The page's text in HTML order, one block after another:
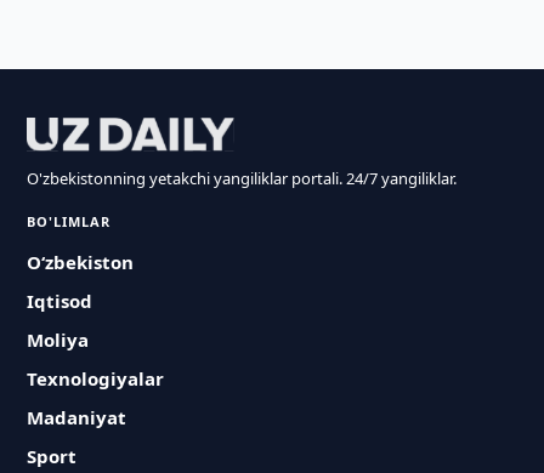
O'zbekistonning yetakchi yangiliklar portali. 24/7 yangiliklar.
BO'LIMLAR
O‘zbekiston
Iqtisod
Moliya
Texnologiyalar
Madaniyat
Sport